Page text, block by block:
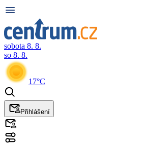
sobota 8. 8.
so 8. 8.
17°C
Přihlášení